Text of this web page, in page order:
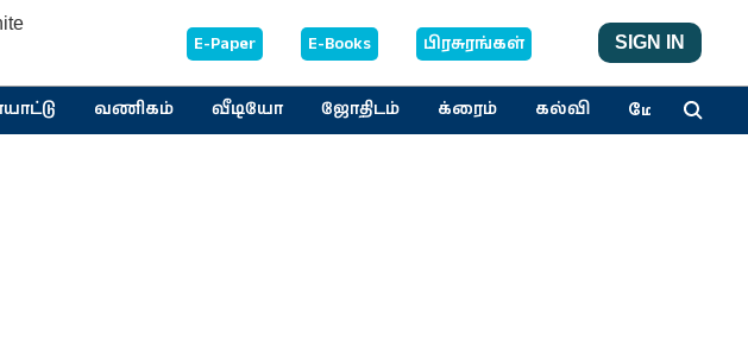
E-Paper E-Books பிரசுரங்கள் SIGN IN
வணிகம் வீடியோ ஜோதிடம் க்ரைம் கல்வி மேலும்